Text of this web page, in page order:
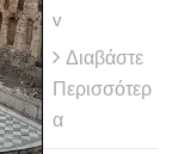
v
Διαβάστε
Περισσότερ
α